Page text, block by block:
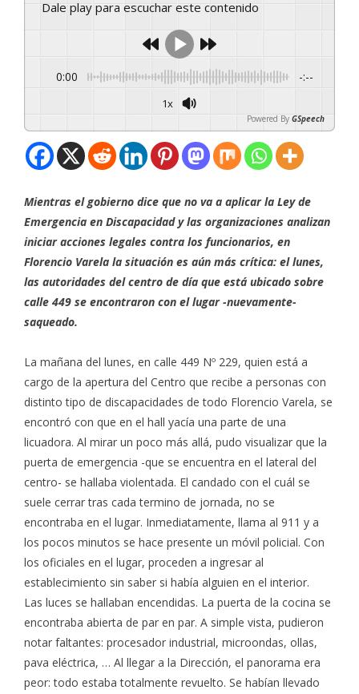
Dale play para escuchar este contenido
0:00 -:--
1x
Powered By GSpeech
Mientras el gobierno dice que no va a aplicar la Ley de
Emergencia en Discapacidad y las organizaciones analizan
iniciar acciones legales contra los funcionarios, en
Florencio Varela la situación es aún más crítica: el lunes,
las autoridades del centro de día que está ubicado sobre
calle 449 se encontraron con el lugar -nuevamente-
saqueado.
La mañana del lunes, en calle 449 Nº 229, quien está a
cargo de la apertura del Centro que recibe a personas con
distinto tipo de discapacidades de todo Florencio Varela, se
encontró con que en el hall yacía una parte de una
licuadora. Al mirar un poco más allá, pudo visualizar que la
puerta de emergencia -que se encuentra en el lateral del
centro- se hallaba violentada. El candado con el cuál se
suele cerrar tras cada termino de jornada, no se
encontraba en el lugar. Inmediatamente, llama al 911 y a
los pocos minutos se hace presente un móvil policial. Con
los oficiales en el lugar, proceden a ingresar al
establecimiento sin saber si había alguien en el interior.
Las luces se hallaban encendidas. La puerta de la cocina se
encontraba abierta de par en par. A simple vista, pudieron
notar faltantes: procesador industrial, microondas, ollas,
pava eléctrica, … Al llegar a la Dirección, el panorama era
peor: todo estaba totalmente revuelto. Se habían llevado